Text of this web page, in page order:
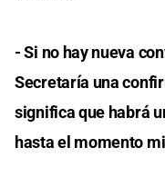
- Si no hay nueva
Secretaría una
significa que habrá
hasta el momento